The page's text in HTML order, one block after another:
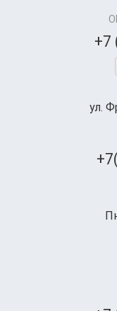
+7
ул.